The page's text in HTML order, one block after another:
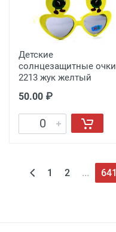
Детские
солнцезащитные очки
2213 жук желтый
50.00 ₽
1 2 ... 641